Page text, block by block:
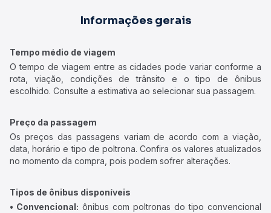
Informações gerais
Tempo médio de viagem
O tempo de viagem entre as cidades pode variar conforme a
rota, viação, condições de trânsito e o tipo de ônibus
escolhido. Consulte a estimativa ao selecionar sua passagem.
Preço da passagem
Os preços das passagens variam de acordo com a viação,
data, horário e tipo de poltrona. Confira os valores atualizados
no momento da compra, pois podem sofrer alterações.
Tipos de ônibus disponíveis
• Convencional: ônibus com poltronas do tipo convencional